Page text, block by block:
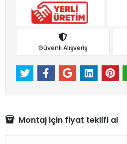
Güvenli Alışveriş
Montaj için fiyat teklifi al